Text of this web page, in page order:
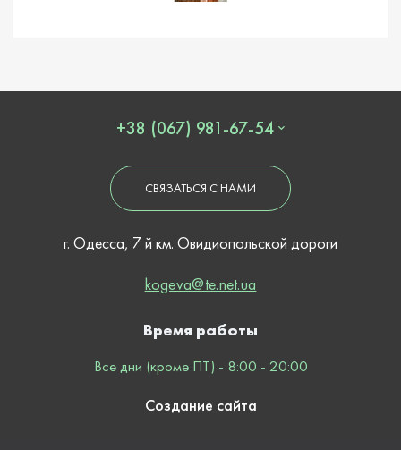
+38 (067) 981-67-54
СВЯЗАТЬСЯ С НАМИ
г. Одесса, 7 й км. Овидиопольской дороги
kogeva@te.net.ua
Время работы
Все дни (кроме ПТ) - 8:00 - 20:00
Создание сайта